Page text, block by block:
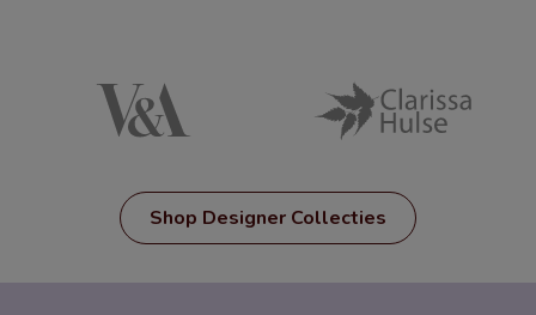
Shop Designer Collecties